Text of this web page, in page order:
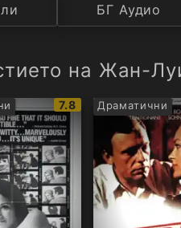
БГ Аудио
на Жан-
IMDb
рейтинг:
7.8 Драматични